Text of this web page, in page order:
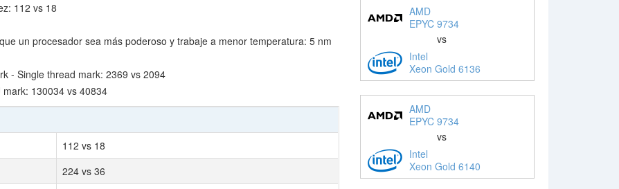
112 vs 18
un procesador sea más poderoso y trabaje a menor temperatura: 5 nm
- Single thread mark: 2369 vs 2094
130034 vs 40834
112 vs 18
224 vs 36
AMD
EPYC 9734
vs
Intel
Xeon Gold 6136
AMD
EPYC 9734
vs
Intel
Xeon Gold 6140